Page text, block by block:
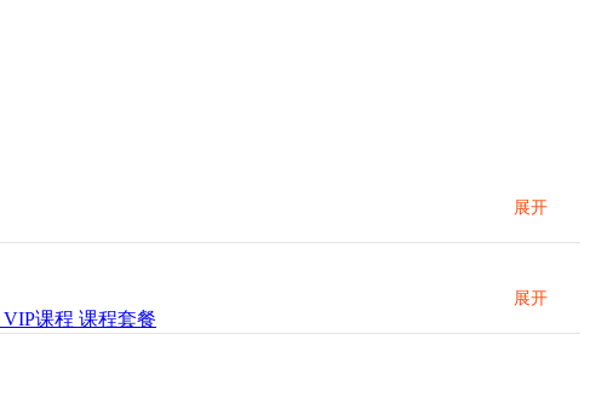
展开
展开
VIP课程 课程套餐